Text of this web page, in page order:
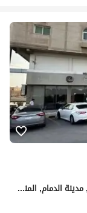
شقة للإيجار في شارع عمر بن الخطاب, حي الفيصلية, مدينة الدمام, المنطقة الشرقية